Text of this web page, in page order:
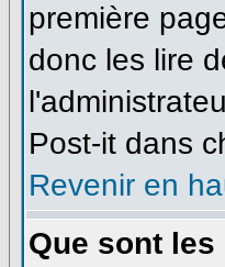
première
donc les lire
Post-it dans
Revenir en
Que sont